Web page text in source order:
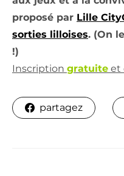
proposé par Lille
sorties lilloises. (On
!)
Inscription gratuite et
partagez